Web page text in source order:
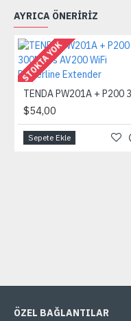
AYRICA ÖNERIRIZ
STOKTA YOK
$54,00
Sepete Ekle
ÖZEL BAĞLANTILAR